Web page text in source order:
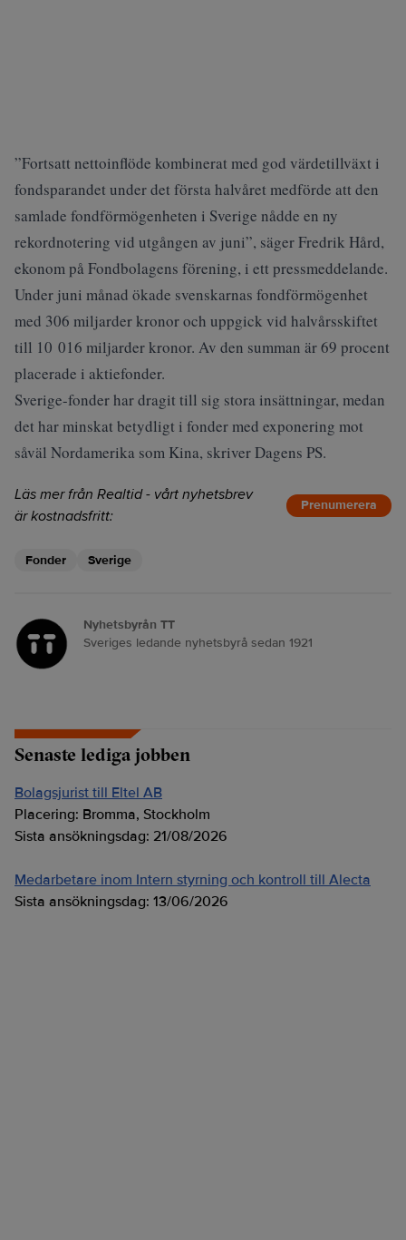
”Fortsatt nettoinflöde kombinerat med god värdetillväxt i
fondsparandet under det första halvåret medförde att den
samlade fondförmögenheten i Sverige nådde en ny
rekordnotering vid utgången av juni”, säger Fredrik Hård,
ekonom på Fondbolagens förening, i ett pressmeddelande.
Under juni månad ökade svenskarnas fondförmögenhet
med 306 miljarder kronor och uppgick vid halvårsskiftet
till 10 016 miljarder kronor. Av den summan är 69 procent
placerade i aktiefonder.
Sverige-fonder har dragit till sig stora insättningar, medan
det har minskat betydligt i fonder med exponering mot
såväl Nordamerika som Kina, skriverDagens PS.
Läs mer från Realtid - vårt nyhetsbrev
är kostnadsfritt:
Prenumerera
Fonder Sverige
Nyhetsbyrån TT
Sveriges ledande nyhetsbyrå sedan 1921
Senaste lediga jobben
Bolagsjurist till Eltel AB
Placering: Bromma, Stockholm
Sista ansökningsdag: 21/08/2026
Medarbetare inom Intern styrning och kontroll till Alecta
Sista ansökningsdag: 13/06/2026